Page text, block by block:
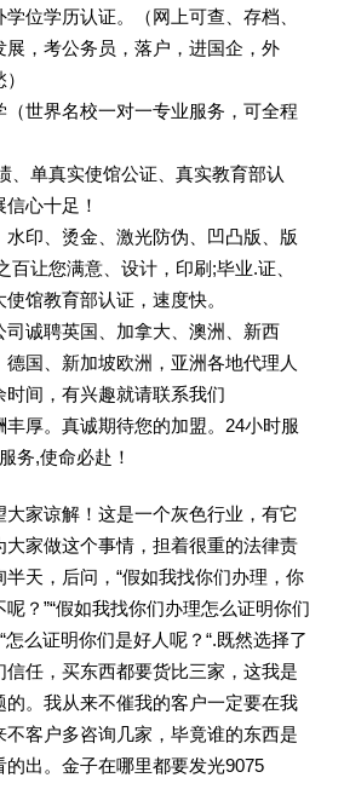
位学历认证。（网上可查、存档、
展，考公务员，落户，进国企，外
）
世界名校一对一专业服务，可全程
单真实使馆公证、真实教育部认
心十足！
印、烫金、激光防伪、凹凸版、版
百让您满意、设计，印刷;毕业.证、
馆教育部认证，速度快。
诚聘英国、加拿大、澳洲、新西
德国、新加坡欧洲，亚洲各地代理人
时间，有兴趣就请联系我们
厚。真诚期待您的加盟。24小时服
务,使命必赴！
大家谅解！这是一个灰色行业，有它
大家做这个事情，担着很重的法律责
天，后问，“假如我找你们办理，你
？”“假如我找你们办理怎么证明你们
怎么证明你们是好人呢？“.既然选择了
信任，买东西都要货比三家，这我是
的。我从来不催我的客户一定要在我
不客户多咨询几家，毕竟谁的东西是
的出。金子在哪里都要发光9075